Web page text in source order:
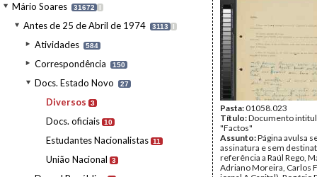
Mário Soares 31672 I
Antes de 25 de Abril de 1974 3113 I
Atividades 584
Correspondência 150
Docs. Estado Novo 27
Diversos 3
Docs. oficiais 10
Estudantes Nacionalistas 11
União Nacional 3
Pasta:01058.023
Título:Documento
"Factos"
Assunto:Página avulsa
assinatura e sem
referência a Raúl Rego,
Adriano Moreira, Carlos